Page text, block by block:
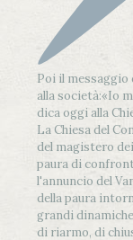
Poi il messaggio
alla società:«Io
dica oggi alla
La Chiesa del
del magistero
paura di
l'annuncio del
della paura
grandi
di riarmo, di